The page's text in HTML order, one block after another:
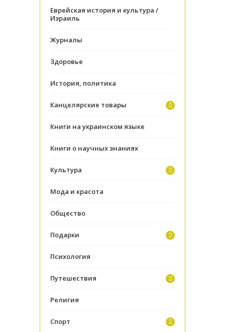
Еврейская история и культура /
Израиль
Журналы
Здоровье
История, политика
Канцелярские товары
Книги на украинском языке
Книги о научных знаниях
Культура
Мода и красота
Общество
Подарки
Психология
Путешествия
Религия
Спорт